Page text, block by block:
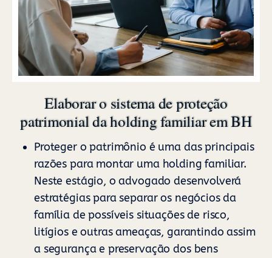
Elaborar o sistema de proteção
patrimonial da holding familiar em BH
Proteger o patrimônio é uma das principais
razões para montar uma holding familiar.
Neste estágio, o advogado desenvolverá
estratégias para separar os negócios da
família de possíveis situações de risco,
litígios e outras ameaças, garantindo assim
a segurança e preservação dos bens